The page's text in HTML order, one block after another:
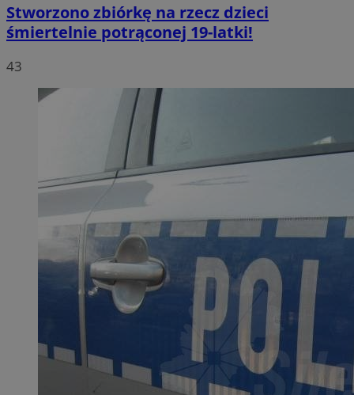
Stworzono zbiórkę na rzecz dzieci
śmiertelnie potrąconej 19-latki!
43